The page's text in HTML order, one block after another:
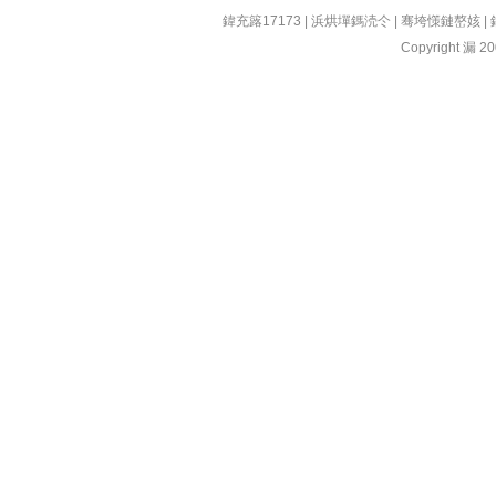
鍏充簬17173 |浜烘墠鎷涜仒 |骞垮憡鏈嶅姟 |
Copyright 漏